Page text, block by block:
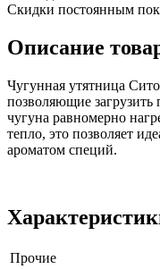
Скидки постоянным
Описание
Чугунная утятница
позволяющие
чугуна равномерно
тепло, это позволяет
ароматом специй.
Прочие